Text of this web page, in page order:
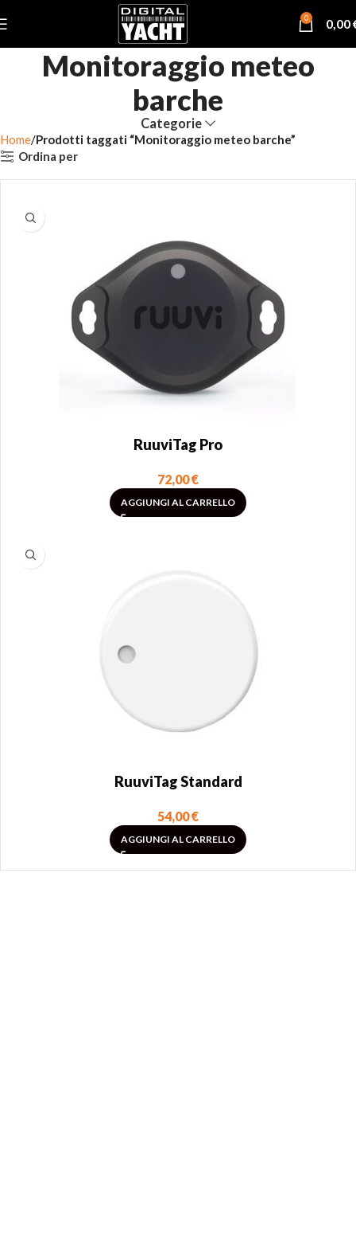
0 0,00
Monitoraggio meteo
barche
Categorie
Home Prodotti taggati “Monitoraggio meteo barche”
Ordina per
RuuviTag Pro
72,00€
AGGIUNGI AL CARRELLO
RuuviTag Standard
54,00€
AGGIUNGI AL CARRELLO